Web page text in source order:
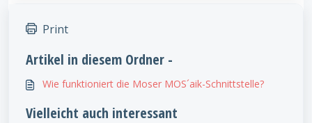
Print
Artikel in diesem Ordner -
Wie funktioniert die Moser MOS´aik-Schnittstelle?
Vielleicht auch interessant